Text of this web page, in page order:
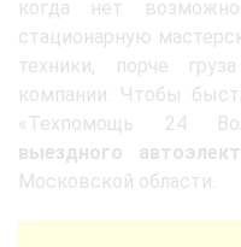
когда нет
стационарную
техники, порче
компании. Чтобы
«Техпомощь 24
выездного
Московской области.